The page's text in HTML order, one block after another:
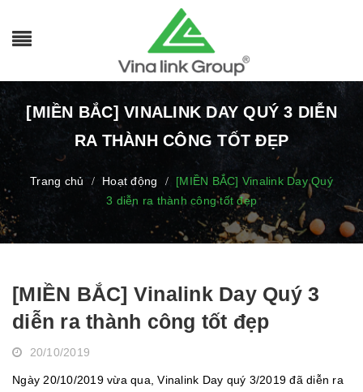
[MIỀN BẮC] VINALINK DAY QUÝ 3 DIỄN
RA THÀNH CÔNG TỐT ĐẸP
Trang chủ / Hoạt động /
[MIỀN BẮC] Vinalink Day Quý
3 diễn ra thành công tốt đẹp
[MIỀN BẮC] Vinalink Day Quý 3
diễn ra thành công tốt đẹp
20/10/2019
Ngày 20/10/2019 vừa qua, Vinalink Day quý 3/2019 đã diễn ra